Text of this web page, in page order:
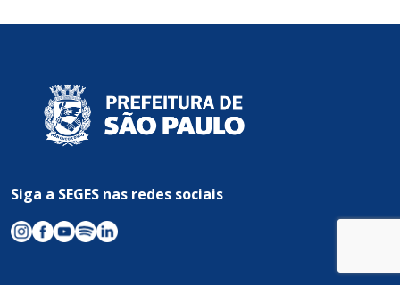
Siga a SEGES nas redes sociais